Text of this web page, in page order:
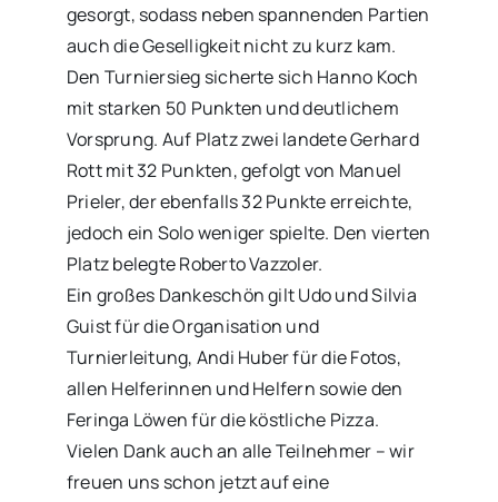
gesorgt, sodass neben spannenden Partien
auch die Geselligkeit nicht zu kurz kam.
Den Turniersieg sicherte sich Hanno Koch
mit starken 50 Punkten und deutlichem
Vorsprung. Auf Platz zwei landete Gerhard
Rott mit 32 Punkten, gefolgt von Manuel
Prieler, der ebenfalls 32 Punkte erreichte,
jedoch ein Solo weniger spielte. Den vierten
Platz belegte Roberto Vazzoler.
Ein großes Dankeschön gilt Udo und Silvia
Guist für die Organisation und
Turnierleitung, Andi Huber für die Fotos,
allen Helferinnen und Helfern sowie den
Feringa Löwen für die köstliche Pizza.
Vielen Dank auch an alle Teilnehmer – wir
freuen uns schon jetzt auf eine